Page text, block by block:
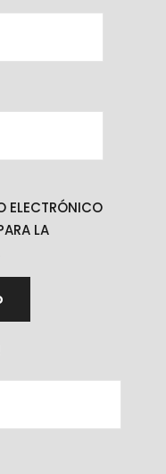
ELECTRÓNICO
LA